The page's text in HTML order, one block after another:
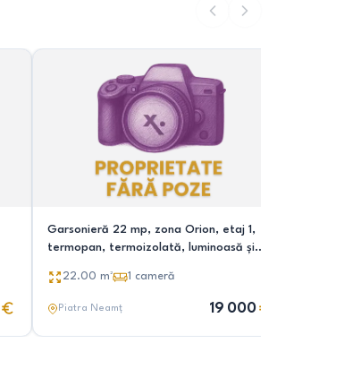
Garsonieră 22 mp, zona Orion, etaj 1,
termopan, termoizolată, luminoasă și
22.00 m² 1 cameră
Piatra Neamț 19 000